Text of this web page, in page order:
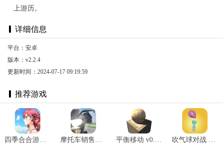
上游历。
详细信息
平台：安卓
版本：v2.2.4
更新时间：2024-07-17 09:19:59
推荐游戏
四季合合游戏最新版 v1.1.3